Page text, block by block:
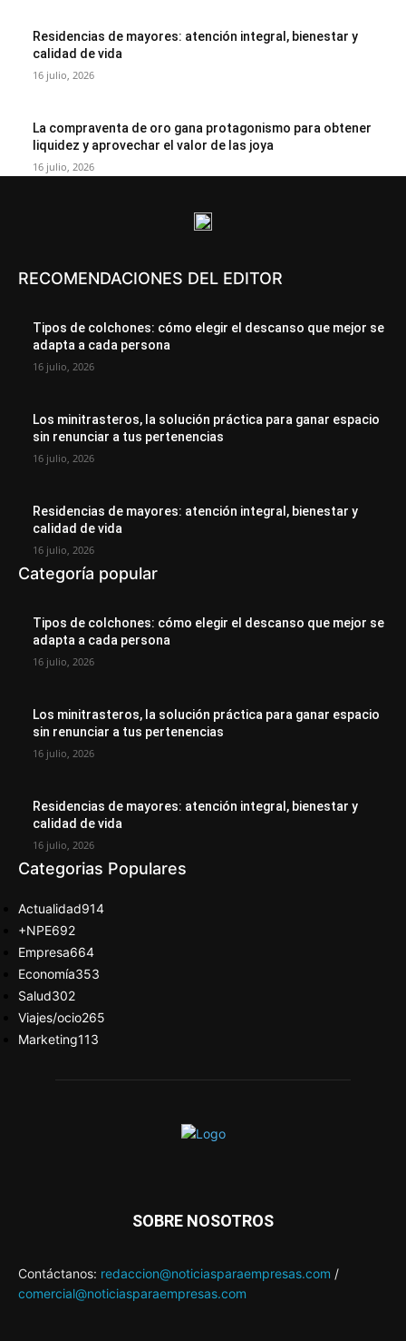
Residencias de mayores: atención integral, bienestar y
calidad de vida
16 julio, 2026
La compraventa de oro gana protagonismo para obtener
liquidez y aprovechar el valor de las joya
16 julio, 2026
RECOMENDACIONES DEL EDITOR
Tipos de colchones: cómo elegir el descanso que mejor se
adapta a cada persona
16 julio, 2026
Los minitrasteros, la solución práctica para ganar espacio
sin renunciar a tus pertenencias
16 julio, 2026
Residencias de mayores: atención integral, bienestar y
calidad de vida
16 julio, 2026
Categoría popular
Tipos de colchones: cómo elegir el descanso que mejor se
adapta a cada persona
16 julio, 2026
Los minitrasteros, la solución práctica para ganar espacio
sin renunciar a tus pertenencias
16 julio, 2026
Residencias de mayores: atención integral, bienestar y
calidad de vida
16 julio, 2026
Categorias Populares
Actualidad914
+NPE692
Empresa664
Economía353
Salud302
Viajes/ocio265
Marketing113
SOBRE NOSOTROS
Contáctanos: redaccion@noticiasparaempresas.com /
comercial@noticiasparaempresas.com